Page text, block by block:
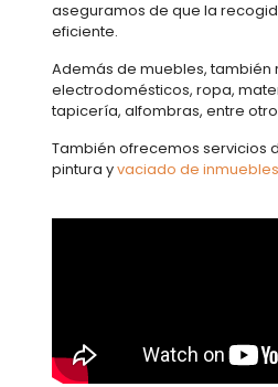
aseguramos de que la
eficiente.
Además de muebles, también
electrodomésticos, ropa,
tapicería, alfombras, entre
También ofrecemos servicios
pintura yvaciado de inmuebles